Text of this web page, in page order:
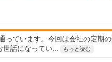
っています。今回は会社の定期
話になってい...
もっと読む